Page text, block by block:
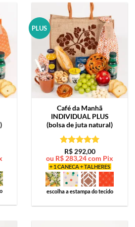
PLUS
Café da Manhã
INDIVIDUAL PLUS
(bolsa de juta natural)
Avaliação5
de 5
R$292,00
ou R$ 283,24com Pix
+ 1 CANECA + TALHERES
escolha a estampa do tecido